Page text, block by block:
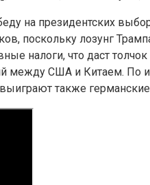
на президентских
поскольку лозунг
налоги, что даст
между США и Китаем. По
также